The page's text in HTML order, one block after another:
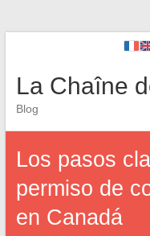
La Chaîne
Blog
Los pasos
permiso de
en Canadá